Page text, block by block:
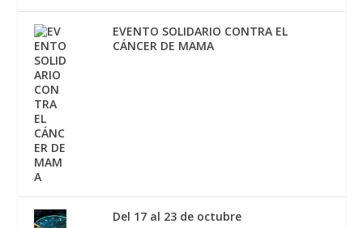
EVENTO SOLIDARIO CONTRA EL
CÁNCER DE MAMA
Del 17 al 23 de octubre